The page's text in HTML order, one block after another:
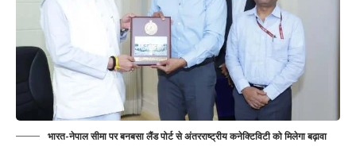
भारत-नेपाल सीमा पर बनबसा लैंड पोर्ट से अंतरराष्ट्रीय कनेक्टिविटी को मिलेगा बढ़ावा